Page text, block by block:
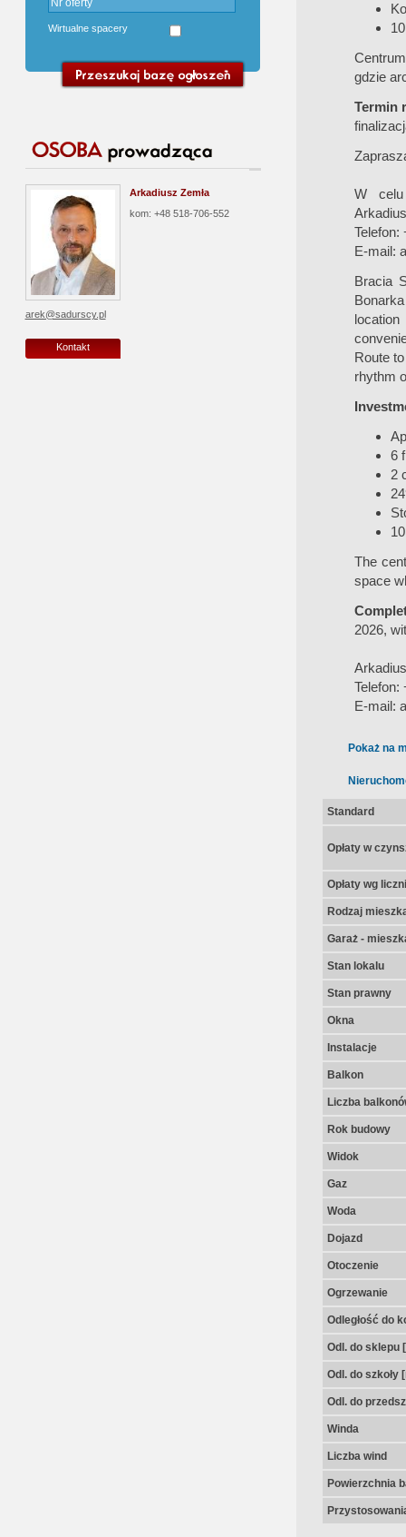
Wirtualne spacery
Arkadiusz Zemła
kom: +48 518-706-552
arek@sadurscy.pl
Kontakt
gdzie
Termin
W celu
Telefon:
E-mail:
Bracia
Route
rhythm
6
2
The
space
2026,
Telefon:
E-mail:
Pokaż na
Standard
Opłaty w
Opłaty wg
Rodzaj
Garaż -
Stan lokalu
Stan prawny
Okna
Instalacje
Balkon
Liczba
Rok budowy
Widok
Gaz
Woda
Dojazd
Otoczenie
Ogrzewanie
Odległość do
Odl. do sklepu
Odl. do szkoły
Odl. do
Winda
Liczba wind
Powierzchnia